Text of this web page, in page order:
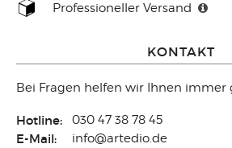
Professioneller Versand
KONTAKT
Bei Fragen helfen wir Ihnen immer
Hotline: 030 47 38 78 45
E-Mail: info@artedio.de